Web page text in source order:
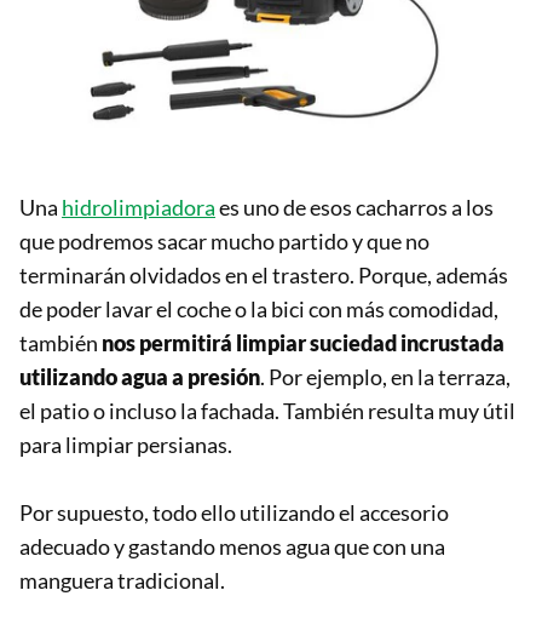
Una hidrolimpiadoraes uno de esos cacharros a los
que podremos sacar mucho partido y que no
terminarán olvidados en el trastero. Porque, además
de poder lavar el coche o la bici con más comodidad,
también nos permitirá limpiar suciedad incrustada
utilizando agua a presión. Por ejemplo, en la terraza,
el patio o incluso la fachada. También resulta muy útil
para limpiar persianas.
Por supuesto, todo ello utilizando el accesorio
adecuado y gastando menos agua que con una
manguera tradicional.